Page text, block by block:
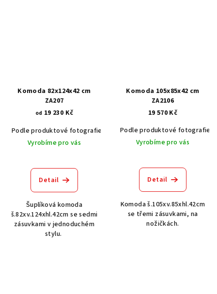
Komoda 82x124x42 cm
ZA207
od 19 230 Kč
Podle produktové fotografie
Akát vintage BT1551
Dub světlý
Vyrobíme pro vás
Detail
Šuplíková komoda
š.82xv.124xhl.42cm se sedmi
zásuvkami v jednoduchém
stylu.
Komoda 105x85x42 cm
ZA2106
19 570 Kč
Podle produktové fotografie
Vyrobíme pro vás
Detail
Komoda š.105xv.85xhl.42cm
se třemi zásuvkami, na
nožičkách.